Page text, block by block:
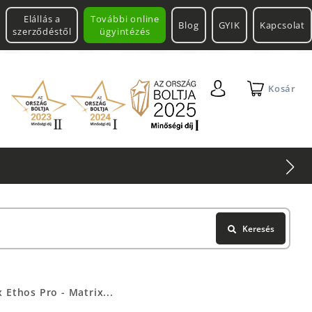
További online
ügyintézés
Elállás a
szerződéstől
Blog GYIK Kapcsolat
Kosár
Keresés
Ethos Pro - Matrix...